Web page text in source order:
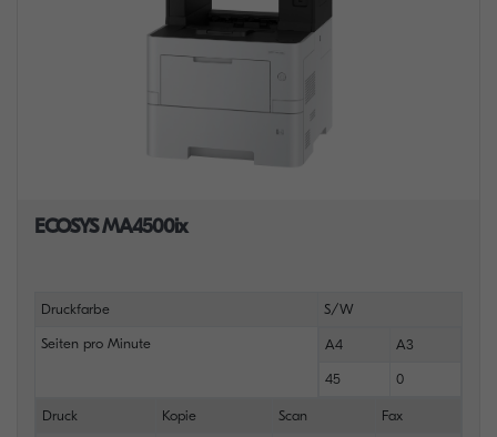
ECOSYS MA4500ix
Druckfarbe S/W
Seiten pro Minute A4 A3
45 0
Druck Kopie Scan Fax